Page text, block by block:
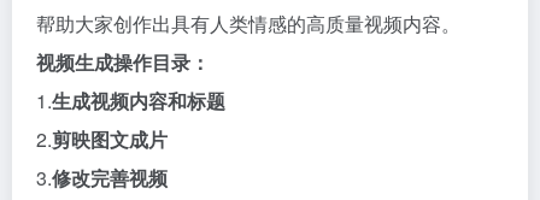
帮助大家创作出具有人类情感的高质量视频内容。
视频生成操作目录：
1.生成视频内容和标题
2.剪映图文成片
3.修改完善视频